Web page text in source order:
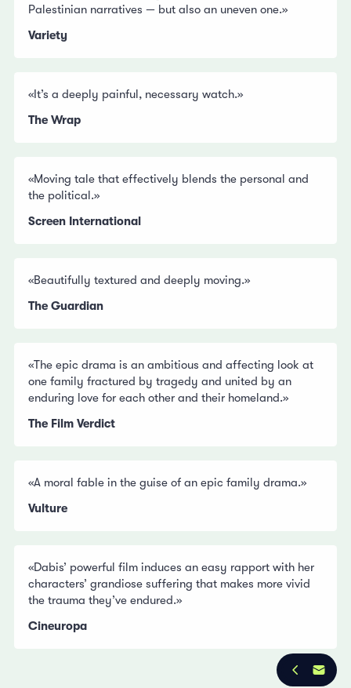
Palestinian narratives — but also an uneven one.»
Variety
«It’s a deeply painful, necessary watch.»
The Wrap
«Moving tale that effectively blends the personal and
the political.»
Screen International
«Beautifully textured and deeply moving.»
The Guardian
«The epic drama is an ambitious and affecting look at
one family fractured by tragedy and united by an
enduring love for each other and their homeland.»
The Film Verdict
«A moral fable in the guise of an epic family drama.»
Vulture
«Dabis’ powerful film induces an easy rapport with her
characters’ grandiose suffering that makes more vivid
the trauma they’ve endured.»
Cineuropa